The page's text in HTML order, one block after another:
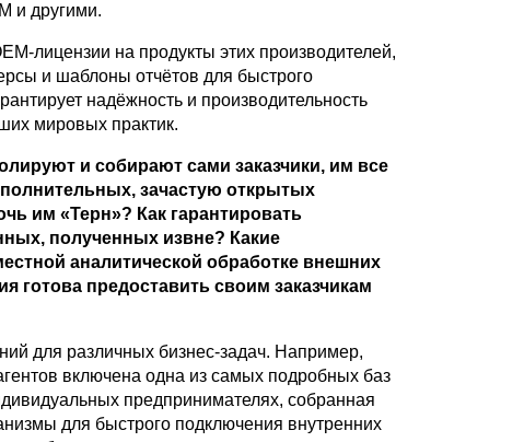
и другими.
лицензии на продукты этих производителей,
и шаблоны отчётов для быстрого
надёжность и производительность
мировых практик.
и собирают сами заказчики, им все
зачастую открытых
им «Терн»? Как гарантировать
полученных извне? Какие
аналитической обработке внешних
готова предоставить своим заказчикам
для различных бизнес-задач. Например,
включена одна из самых подробных баз
предпринимателях, собранная
для быстрого подключения внутренних